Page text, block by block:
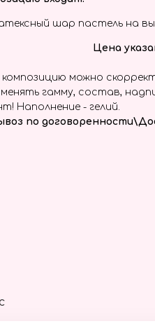
шар пастель на
Цена
можно
гамму, состав,
Наполнение - гелий.
по